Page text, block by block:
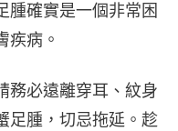
腫確實是一個非常困
疾病。
務必遠離穿耳、紋身
足腫，切忌拖延。趁